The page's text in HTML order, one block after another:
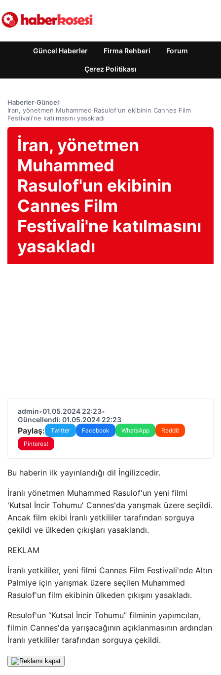
Güncel Haberler Firma Rehberi Forum
Çerez Politikası
Haberler›Güncel›
İran, yönetmen Muhammed Rasulof'un ekibinin Cannes Film
Festivali'ne katılmasını yasakladı
İran, yönetmen
Muhammed
Rasulof'un ekibinin
Cannes Film
Festivali'ne katılmasını
yasakladı
admin•01.05.2024 22:23•
Güncellendi: 01.05.2024 22:23
Paylaş: Twitter Facebook WhatsApp
Reddit
Pinterest
Bu haberin ilk yayınlandığı dil İngilizcedir.
İranlı yönetmen Muhammed Rasulof'un yeni filmi
'Kutsal İncir Tohumu' Cannes'da yarışmak üzere seçildi.
Ancak film ekibi İranlı yetkililer tarafından sorguya
çekildi ve ülkeden çıkışları yasaklandı.
REKLAM
İranlı yetkililer, yeni filmi Cannes Film Festivali'nde Altın
Palmiye için yarışmak üzere seçilen Muhammed
Rasulof'un film ekibinin ülkeden çıkışını yasakladı.
Resulof'un “Kutsal İncir Tohumu” filminin yapımcıları,
filmin Cannes'da yarışacağının açıklanmasının ardından
İranlı yetkililer tarafından sorguya çekildi.